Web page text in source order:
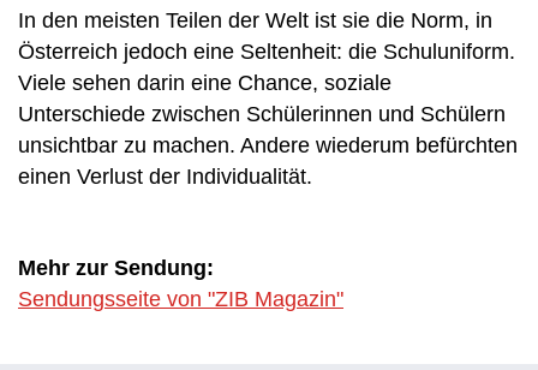
In den meisten Teilen der Welt ist sie die Norm, in
Österreich jedoch eine Seltenheit: die Schuluniform.
Viele sehen darin eine Chance, soziale
Unterschiede zwischen Schülerinnen und Schülern
unsichtbar zu machen. Andere wiederum befürchten
einen Verlust der Individualität.
Mehr zur Sendung:
Sendungsseite von "ZIB Magazin"